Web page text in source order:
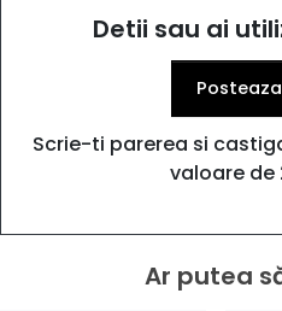
Detii sau ai
Scrie-ti parerea si
valoare de
Ar putea